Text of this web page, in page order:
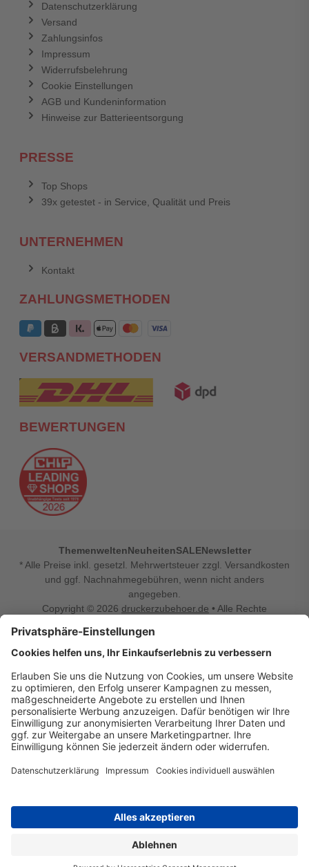
Datenschutzerklärung
Versand
Zahlungsinfos
Impressum
Widerrufsbelehrung
Cookie Einstellungen
AGB und Kundeninformation
Hinweise zur Batterieentsorgung
PRESSE
Top Shops
39x getestet - in Service, Qualität und Preis
UNTERNEHMEN
Kontakt
ZAHLUNGSMETHODEN
VERSANDMETHODEN
BEWERTUNGEN
ThemenweltenNeuheitenSALENewsletter
* Alle Preise inkl. gesetzl. Mehrwertsteuer zzgl. Versandkosten
und ggf. Nachnahmegebühren, wenn nicht anders
angegeben.
Copyright © 2026 druckerzubehoer.de • Alle Rechte
Vertrag widerrufen
Druckerzubehoer.de – preiswerte Qualität für Ihr Office
Sie sind auf der Suche nach dem passenden Druckerzubehör
oder Zubehör für das Büro, den Computer oder Ihr
Smartphone? Dann sind Sie bei Druckerzubehoer.de genau
richtig! Unser breites Sortiment bietet unter anderem Tinte
und Toner für alle gängigen Druckermodelle – großer sowie
kleiner Hersteller. Zugleich sind wir Ihr Online Fachhandel für
einrichten, die Werkstatt ausstatten oder den Alltag mit
was Ihren Arbeitsplatz noch komfortabler macht, finden Sie
bei uns auch Bastelspaß, Schulbedarf, Beleuchtung,
für die ganze Familie. Entdecken Sie günstige Angebote und
allerlei Ideen auf Druckerzubehoer.de!